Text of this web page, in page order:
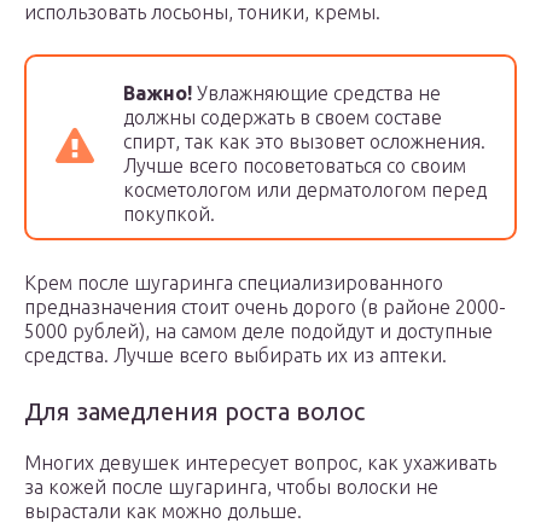
использовать лосьоны, тоники, кремы.
Важно! Увлажняющие средства не
должны содержать в своем составе
спирт, так как это вызовет осложнения.
Лучше всего посоветоваться со своим
косметологом или дерматологом перед
покупкой.
Крем после шугаринга специализированного
предназначения стоит очень дорого (в районе 2000-
5000 рублей), на самом деле подойдут и доступные
средства. Лучше всего выбирать их из аптеки.
Для замедления роста волос
Многих девушек интересует вопрос, как ухаживать
за кожей после шугаринга, чтобы волоски не
вырастали как можно дольше.